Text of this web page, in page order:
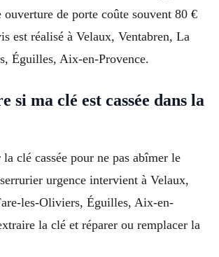
ouverture de porte coûte souvent 80 €
est réalisé à Velaux, Ventabren, La
Éguilles, Aix-en-Provence.
si ma clé est cassée dans la
clé cassée pour ne pas abîmer le
urgence intervient à Velaux,
les-Oliviers, Éguilles, Aix-en-
la clé et réparer ou remplacer la